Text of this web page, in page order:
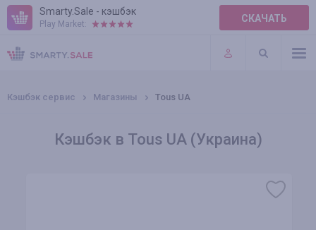
Smarty.Sale - кэшбэк
Play Market: СКАЧАТЬ
ПРАВИЛА
ПЛАГИНЫ
Кэшбэк сервис Магазины Tous UA
Кэшбэк в Tous UA (Украина)